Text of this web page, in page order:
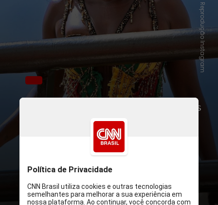
“Eu só diminuí o ritmo dos shows, mas
vou continuar trabalhando. Estar em
cima de um palco [estando] grávida é
uma coisa que eu sonho muito”,
Reprodução Instagram